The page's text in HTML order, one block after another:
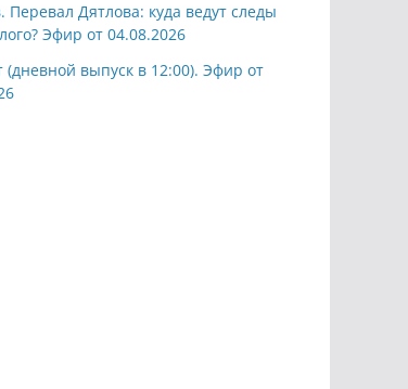
Перевал Дятлова: куда ведут следы
Эфир от 04.08.2026
(дневной выпуск в 12:00). Эфир от